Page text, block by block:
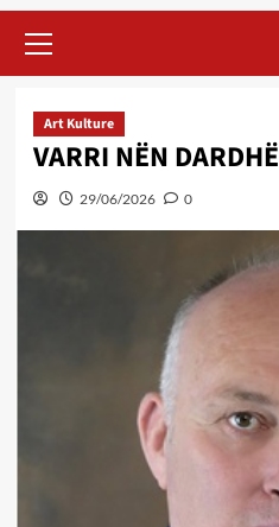
Menu
Art Kulture
VARRI NËN DARDHË
29/06/2026 0